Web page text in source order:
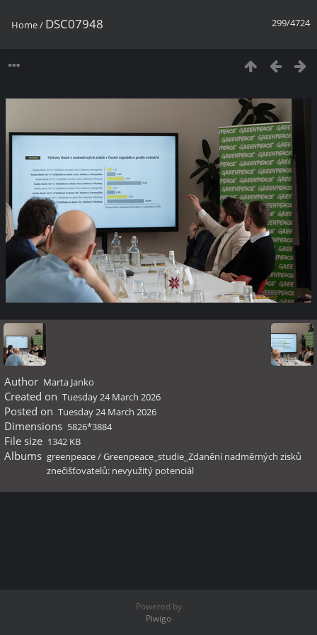
299/4724
Home/ DSC07948
Author Marta Janko
Created on Tuesday 24 March 2026
Posted on Tuesday 24 March 2026
Dimensions 5826*3884
File size 1342 KB
Albums greenpeace/Greenpeace_studie_Zdanění nadměrných zisků
znečišťovatelů: nevyužitý potenciál
Powered by
Piwigo